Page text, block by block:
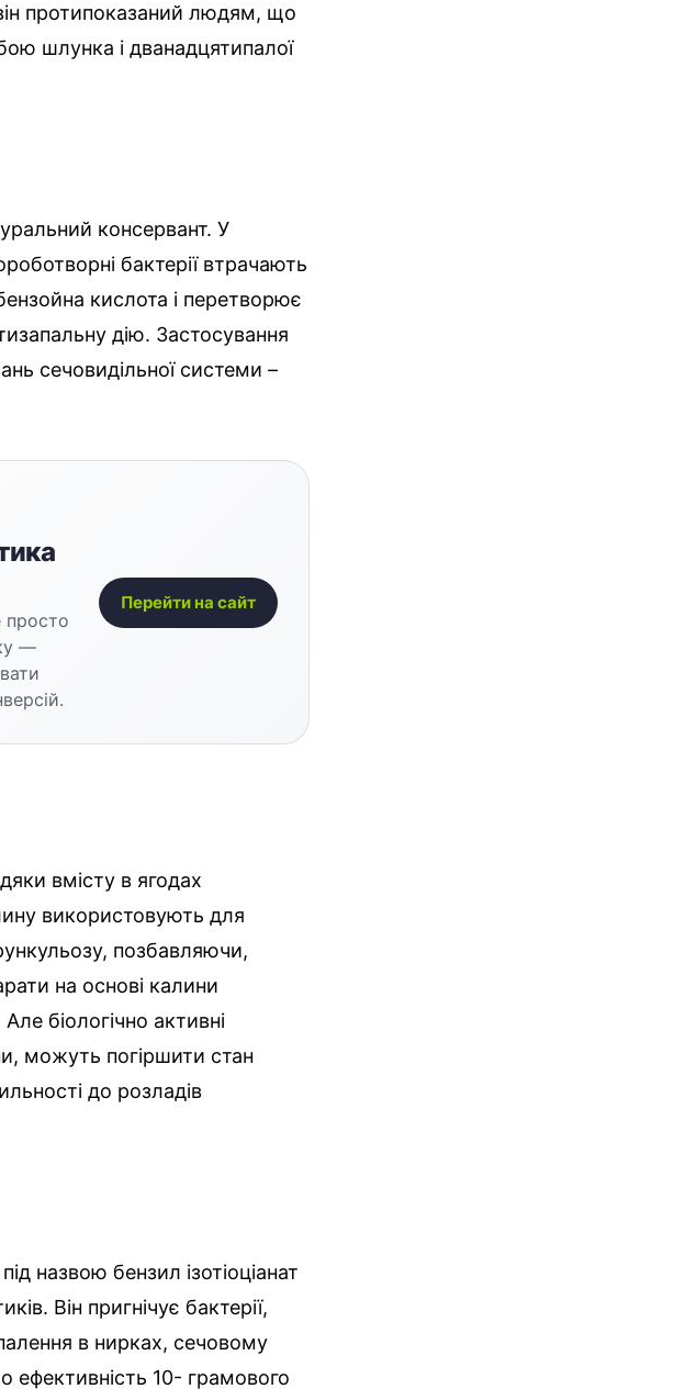
протипоказаний людям, що
шлунка і дванадцятипалої
консервант. У
бактерії втрачають
кислота і перетворює
дію. Застосування
сечовидільної системи –
просто
—
Перейти на сайт
вмісту в ягодах
використовують для
позбавляючи,
на основі калини
біологічно активні
можуть погіршити стан
до розладів
назвою бензил ізотіоціанат
Він пригнічує бактерії,
в нирках, сечовому
ефективність 10- грамового